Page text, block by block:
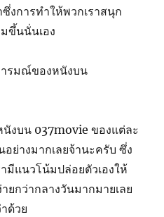
งการทำให้พวกเราสนุก
ขึ้นนั่นเอง
ารมณ์ของหนังบน
งบน 037movie ของแต่ละ
ย่างมากเลยจ้านะครับ ซึ่ง
มีแนวโน้มปล่อยตัวเองให้
ยกว่ากลางวันมากมายเลย
ด้วย